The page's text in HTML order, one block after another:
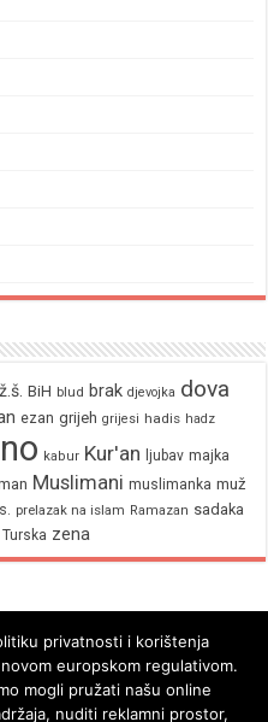
BiH blud brak djevojka dova
ezan grijeh grijesi hadis hadz
kabur Kur'an ljubav majka
Muslimani muslimanka muž
prelazak na islam Ramazan sadaka
Turska zena
privatnosti i korištenja
europskom regulativom.
mogli pružati našu online
nuditi reklamni prostor,